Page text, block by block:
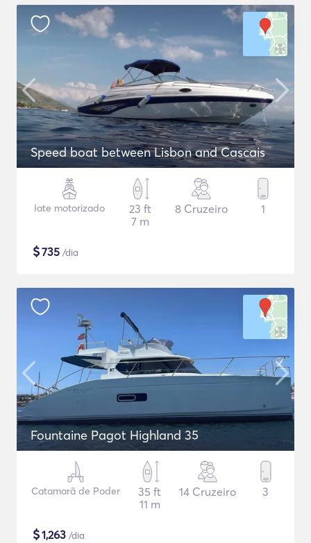
Speed boat between Lisbon and Cascais
Iate motorizado
23 ft
7 m
8 Cruzeiro 1
$735 /dia
Fountaine Pagot Highland 35
Catamarã de Poder
35 ft
11 m
14 Cruzeiro 3
$1,263 /dia